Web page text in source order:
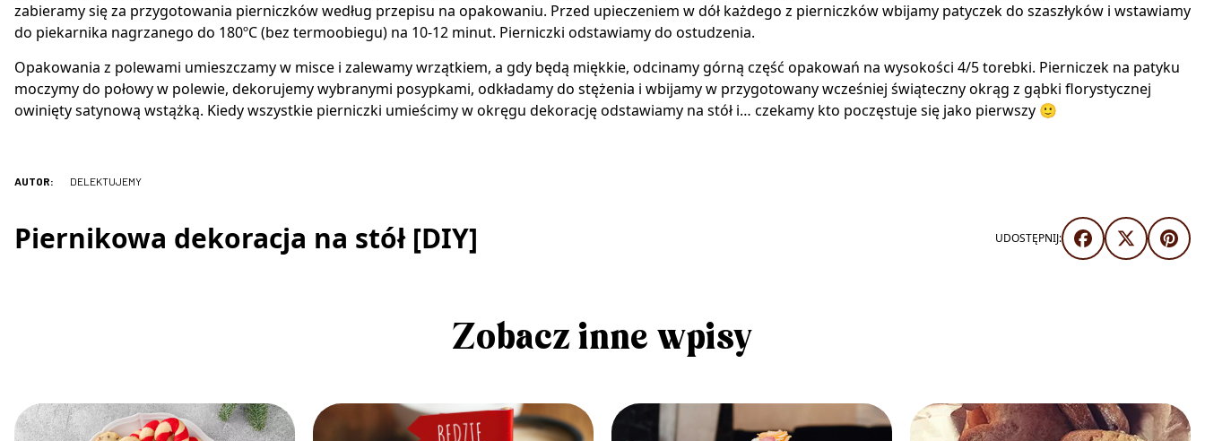
zabieramy się za przygotowania pierniczków według przepisu na opakowaniu. Przed upieczeniem w dół każdego z pierniczków wbijamy patyczek do szaszłyków i wstawiamy
do piekarnika nagrzanego do 180ºC (bez termoobiegu) na 10-12 minut. Pierniczki odstawiamy do ostudzenia.
Opakowania z polewami umieszczamy w misce i zalewamy wrzątkiem, a gdy będą miękkie, odcinamy górną część opakowań na wysokości 4/5 torebki. Pierniczek na patyku
moczymy do połowy w polewie, dekorujemy wybranymi posypkami, odkładamy do stężenia i wbijamy w przygotowany wcześniej świąteczny okrąg z gąbki florystycznej
owinięty satynową wstążką. Kiedy wszystkie pierniczki umieścimy w okręgu dekorację odstawiamy na stół i… czekamy kto poczęstuje się jako pierwszy 🙂
AUTOR: DELEKTUJEMY
Piernikowa dekoracja na stół [DIY] UDOSTĘPNIJ:
Zobacz inne wpisy